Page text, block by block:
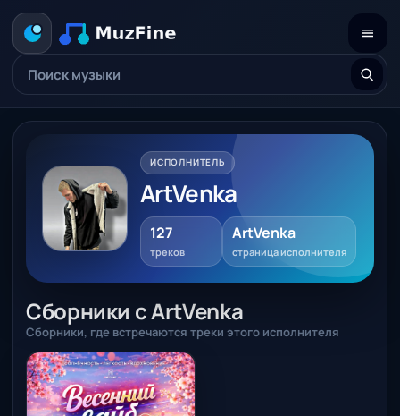
ИСПОЛНИТЕЛЬ
ArtVenka
127
треков
ArtVenka
страница исполнителя
Сборники с ArtVenka
Сборники, где встречаются треки этого исполнителя